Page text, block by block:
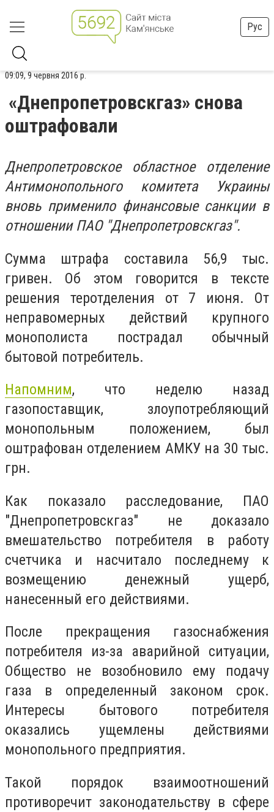
Рус
09:09, 9 червня 2016 р.
«Днепропетровскгаз» снова
оштрафовали
Днепропетровское областное отделение
Антимонопольного комитета Украины
вновь применило финансовые санкции в
отношении ПАО "Днепропетровскгаз".
Сумма штрафа составила 56,9 тыс.
гривен. Об этом говорится в тексте
решения теротделения от 7 июня. От
неправомерных действий крупного
монополиста пострадал обычный
бытовой потребитель.
Напомним, что неделю назад
газопоставщик, злоупотребляющий
монопольным положением, был
оштрафован отделением АМКУ на 30 тыс.
грн.
Как показало расследование, ПАО
"Днепропетровскгаз" не доказало
вмешательство потребителя в работу
счетчика и насчитало последнему к
возмещению денежный ущерб,
нанесенный его действиями.
После прекращения газоснабжения
потребителя из-за аварийной ситуации,
Общество не возобновило ему подачу
газа в определенный законом срок.
Интересы бытового потребителя
оказались ущемлены действиями
монопольного предприятия.
Такой порядок взаимоотношений
противоречит законодательству в сфере